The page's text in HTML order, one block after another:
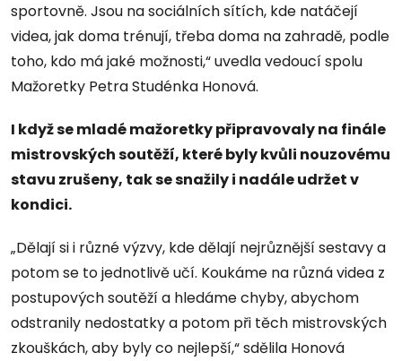
sportovně. Jsou na sociálních sítích, kde natáčejí
videa, jak doma trénují, třeba doma na zahradě, podle
toho, kdo má jaké možnosti,“ uvedla vedoucí spolu
Mažoretky Petra Studénka Honová.
I když se mladé mažoretky připravovaly na finále
mistrovských soutěží, které byly kvůli nouzovému
stavu zrušeny, tak se snažily i nadále udržet v
kondici.
„Dělají si i různé výzvy, kde dělají nejrůznější sestavy a
potom se to jednotlivě učí. Koukáme na různá videa z
postupových soutěží a hledáme chyby, abychom
odstranily nedostatky a potom při těch mistrovských
zkouškách, aby byly co nejlepší,“ sdělila Honová